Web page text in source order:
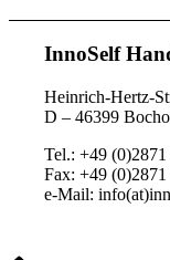
InnoSelf
Heinrich-Hertz-
D – 46399
Tel.: +49
Fax: +49
e-Mail: